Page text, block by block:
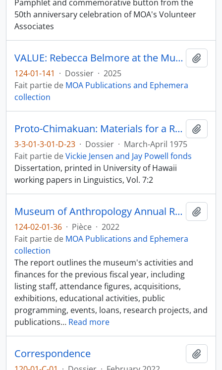
Pamphlet and commemorative button from the
50th anniversary celebration of MOA's Volunteer
Associates
VALUE: Rebecca Belmore at the Museum of Anthropology
124-01-141 · Dossier · 2025
Fait partie de MOA Publications and Ephemera
collection
Proto-Chimakuan: Materials for a Reconstruction
3-3-01-3-01-D-23 · Dossier · March-April 1975
Fait partie deVickie Jensen and Jay Powell fonds
Dissertation, printed in University of Hawaii
working papers in Linguistics, Vol. 7:2
Museum of Anthropology Annual Report 2021-2022
124-02-01-36 · Pièce · 2022
Fait partie de MOA Publications and Ephemera
collection
The report outlines the museum's activities and
finances for the previous fiscal year, including
listing staff, attendance figures, acquisitions,
exhibitions, educational activities, public
programming, events, loans, research projects, and
publications… Read more
Correspondence